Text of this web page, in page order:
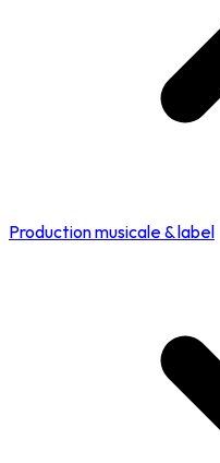
Production musicale & label